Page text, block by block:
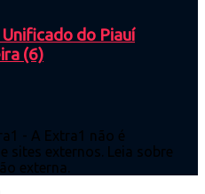
do Piauí
(6)
- A Extra1 não é
sites externos. Leia sobre
externa.